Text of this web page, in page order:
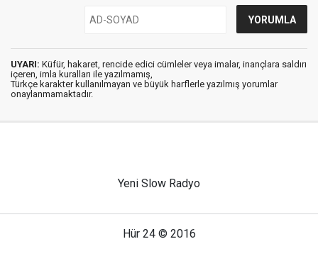
UYARI: Küfür, hakaret, rencide edici cümleler veya imalar, inançlara saldırı
içeren, imla kuralları ile yazılmamış,
Türkçe karakter kullanılmayan ve büyük harflerle yazılmış yorumlar
onaylanmamaktadır.
Yeni Slow Radyo
Hür 24 © 2016